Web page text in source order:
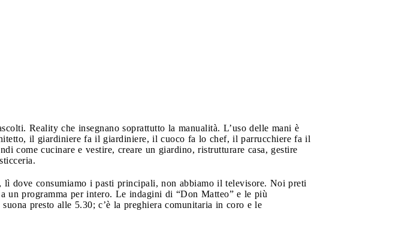
Reality che insegnano soprattutto la manualità. L’uso delle mani è
il giardiniere fa il giardiniere, il cuoco fa lo chef, il parrucchiere fa il
come cucinare e vestire, creare un giardino, ristrutturare casa, gestire
dove consumiamo i pasti principali, non abbiamo il televisore. Noi preti
un programma per intero. Le indagini di “Don Matteo” e le più
presto alle 5.30; c’è la preghiera comunitaria in coro e le